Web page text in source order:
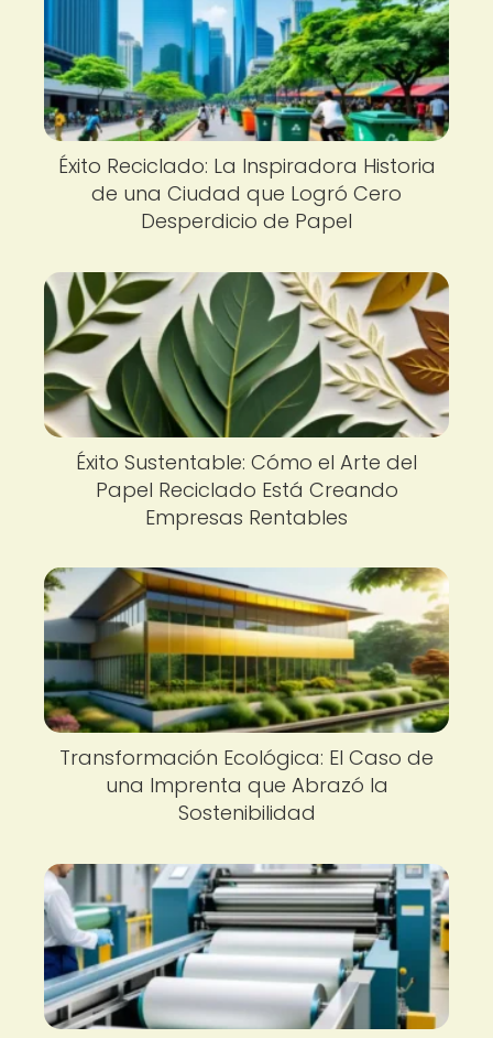
Éxito Reciclado: La Inspiradora Historia
de una Ciudad que Logró Cero
Desperdicio de Papel
Éxito Sustentable: Cómo el Arte del
Papel Reciclado Está Creando
Empresas Rentables
Transformación Ecológica: El Caso de
una Imprenta que Abrazó la
Sostenibilidad